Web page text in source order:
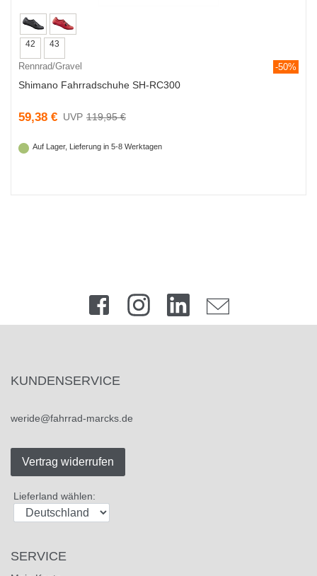
42 43
Rennrad/Gravel -50%
Shimano Fahrradschuhe SH-RC300
59,38 € 119,95 €
Auf Lager, Lieferung in 5-8 Werktagen
KUNDENSERVICE
weride@fahrrad-marcks.de
Vertrag widerrufen
Lieferland wählen:
SERVICE